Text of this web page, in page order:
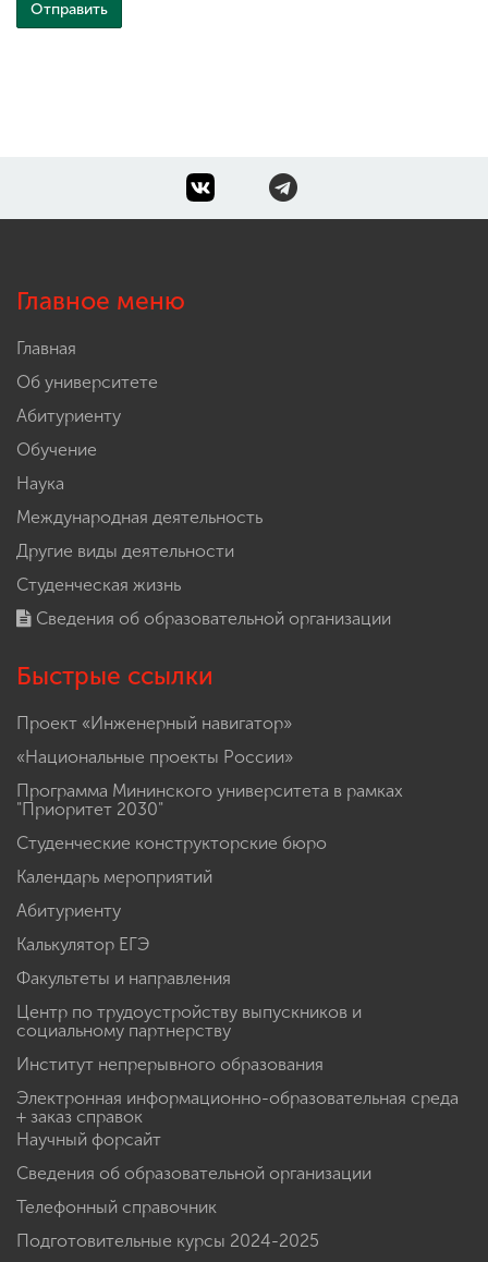
Главное меню
Главная
Об университете
Абитуриенту
Обучение
Наука
Международная деятельность
Другие виды деятельности
Студенческая жизнь
Сведения об образовательной организации
Быстрые ссылки
Проект «Инженерный навигатор»
«Национальные проекты России»
Программа Мининского университета в рамках
"Приоритет 2030"
Студенческие конструкторские бюро
Календарь мероприятий
Абитуриенту
Калькулятор ЕГЭ
Факультеты и направления
Центр по трудоустройству выпускников и
социальному партнерству
Институт непрерывного образования
Электронная информационно-образовательная среда
+ заказ справок
Научный форсайт
Сведения об образовательной организации
Телефонный справочник
Подготовительные курсы 2024-2025